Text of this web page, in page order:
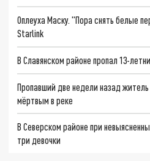
Оплеуха Маску. "Пора снять белые
Starlink
В Славянском районе пропал 13-
Пропавший две недели назад
мёртвым в реке
В Северском районе при
три девочки